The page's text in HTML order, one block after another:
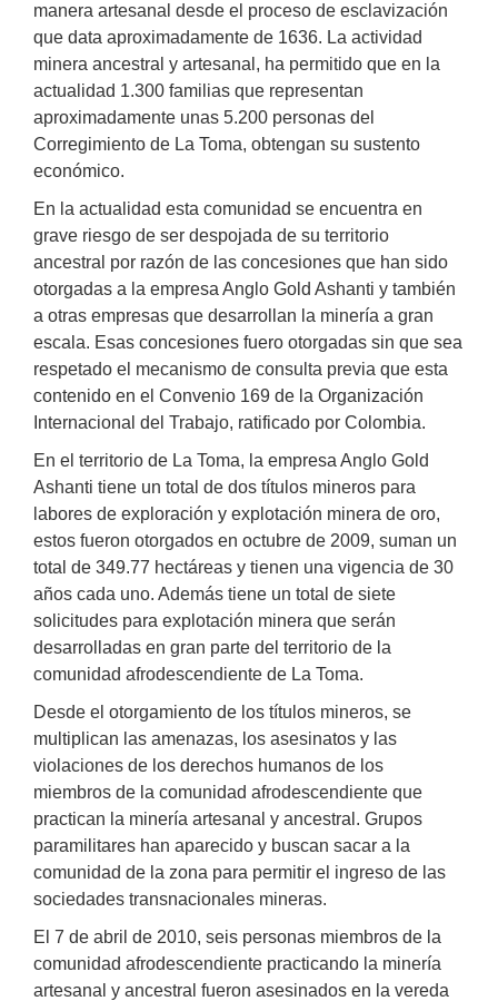
manera artesanal desde el proceso de esclavización
que data aproximadamente de 1636. La actividad
minera ancestral y artesanal, ha permitido que en la
actualidad 1.300 familias que representan
aproximadamente unas 5.200 personas del
Corregimiento de La Toma, obtengan su sustento
económico.
En la actualidad esta comunidad se encuentra en
grave riesgo de ser despojada de su territorio
ancestral por razón de las concesiones que han sido
otorgadas a la empresa Anglo Gold Ashanti y también
a otras empresas que desarrollan la minería a gran
escala. Esas concesiones fuero otorgadas sin que sea
respetado el mecanismo de consulta previa que esta
contenido en el Convenio 169 de la Organización
Internacional del Trabajo, ratificado por Colombia.
En el territorio de La Toma, la empresa Anglo Gold
Ashanti tiene un total de dos títulos mineros para
labores de exploración y explotación minera de oro,
estos fueron otorgados en octubre de 2009, suman un
total de 349.77 hectáreas y tienen una vigencia de 30
años cada uno. Además tiene un total de siete
solicitudes para explotación minera que serán
desarrolladas en gran parte del territorio de la
comunidad afrodescendiente de La Toma.
Desde el otorgamiento de los títulos mineros, se
multiplican las amenazas, los asesinatos y las
violaciones de los derechos humanos de los
miembros de la comunidad afrodescendiente que
practican la minería artesanal y ancestral. Grupos
paramilitares han aparecido y buscan sacar a la
comunidad de la zona para permitir el ingreso de las
sociedades transnacionales mineras.
El 7 de abril de 2010, seis personas miembros de la
comunidad afrodescendiente practicando la minería
artesanal y ancestral fueron asesinados en la vereda